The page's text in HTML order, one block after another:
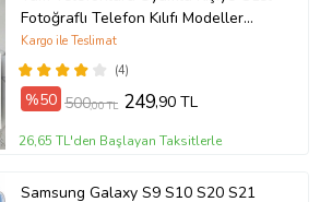
Fotoğraflı Telefon Kılıfı Modeller
Açıklamada
(4)
Kargo ile Teslimat
%50 500,00 TL 249,90 TL
26,65 TL'den Başlayan Taksitlerle
Samsung Galaxy S9 S10 S20 S21